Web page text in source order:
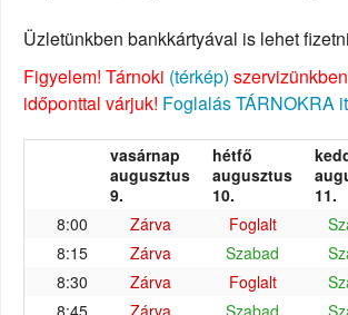
Üzletünkben bankkártyával is lehet
Figyelem! Tárnoki (térkép)
időponttal várjuk! Foglalás TÁRNOKRA
vasárnap
augusztus
9.
hétfő
augusztus
10.
11.
8:00
Zárva Foglalt
8:15
Zárva Szabad
8:30
Zárva Foglalt